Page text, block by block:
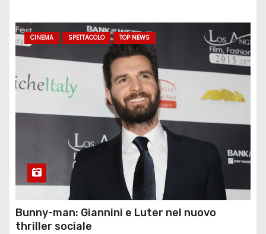
CINEMA SPETTACOLO TOP NEWS
Bunny-man: Giannini e Luter nel nuovo
thriller sociale